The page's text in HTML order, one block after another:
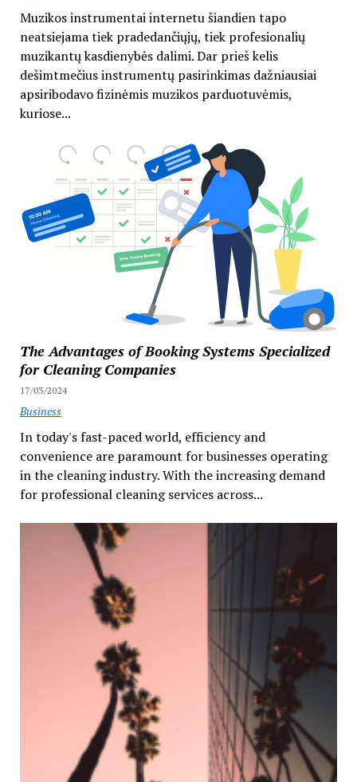
Muzikos instrumentai internetu šiandien tapo
neatsiejama tiek pradedančiųjų, tiek profesionalių
muzikantų kasdienybės dalimi. Dar prieš kelis
dešimtmečius instrumentų pasirinkimas dažniausiai
apsiribodavo fizinėmis muzikos parduotuvėmis,
kuriose...
The Advantages of Booking Systems Specialized
for Cleaning Companies
17/03/2024
Business
In today's fast-paced world, efficiency and
convenience are paramount for businesses operating
in the cleaning industry. With the increasing demand
for professional cleaning services across...